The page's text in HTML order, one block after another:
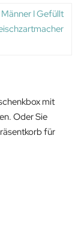
mit
Oder Sie
für